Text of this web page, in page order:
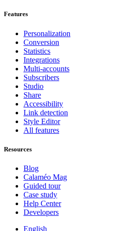
Features
Personalization
Conversion
Statistics
Integrations
Multi-accounts
Subscribers
Studio
Share
Accessibility
Link detection
Style Editor
All features
Resources
Blog
Calaméo Mag
Guided tour
Case study
Help Center
Developers
English